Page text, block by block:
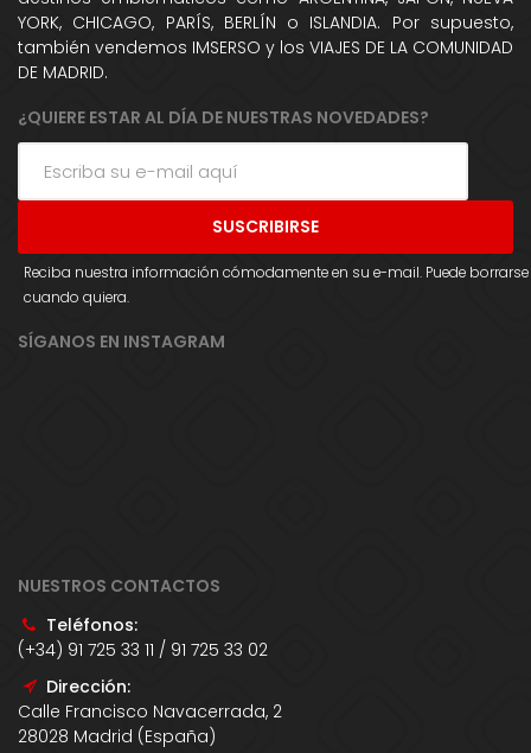
YORK, CHICAGO, PARÍS, BERLÍN o ISLANDIA. Por supuesto,
también vendemos IMSERSO y los VIAJES DE LA COMUNIDAD
DE MADRID.
¿QUIERE ESTAR AL DÍA DE NUESTRAS NOVEDADES?
Reciba nuestra información cómodamente en su e-mail. Puede borrarse
cuando quiera.
SÍGANOS EN INSTAGRAM
NUESTROS CONTACTOS
Teléfonos:
(+34) 91 725 33 11 / 91 725 33 02
Dirección:
Calle Francisco Navacerrada, 2
28028 Madrid (España)